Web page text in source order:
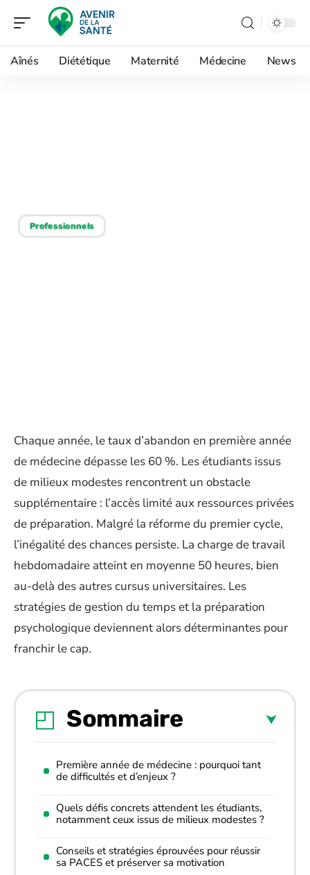
Aînés Diététique Maternité Médecine News
Professionnels
Chaque année, le taux d’abandon en première année
de médecine dépasse les 60 %. Les étudiants issus
de milieux modestes rencontrent un obstacle
supplémentaire : l’accès limité aux ressources privées
de préparation. Malgré la réforme du premier cycle,
l’inégalité des chances persiste. La charge de travail
hebdomadaire atteint en moyenne 50 heures, bien
au-delà des autres cursus universitaires. Les
stratégies de gestion du temps et la préparation
psychologique deviennent alors déterminantes pour
franchir le cap.
Sommaire
Première année de médecine : pourquoi tant
de difficultés et d’enjeux ?
Quels défis concrets attendent les étudiants,
notamment ceux issus de milieux modestes ?
Conseils et stratégies éprouvées pour réussir
sa PACES et préserver sa motivation